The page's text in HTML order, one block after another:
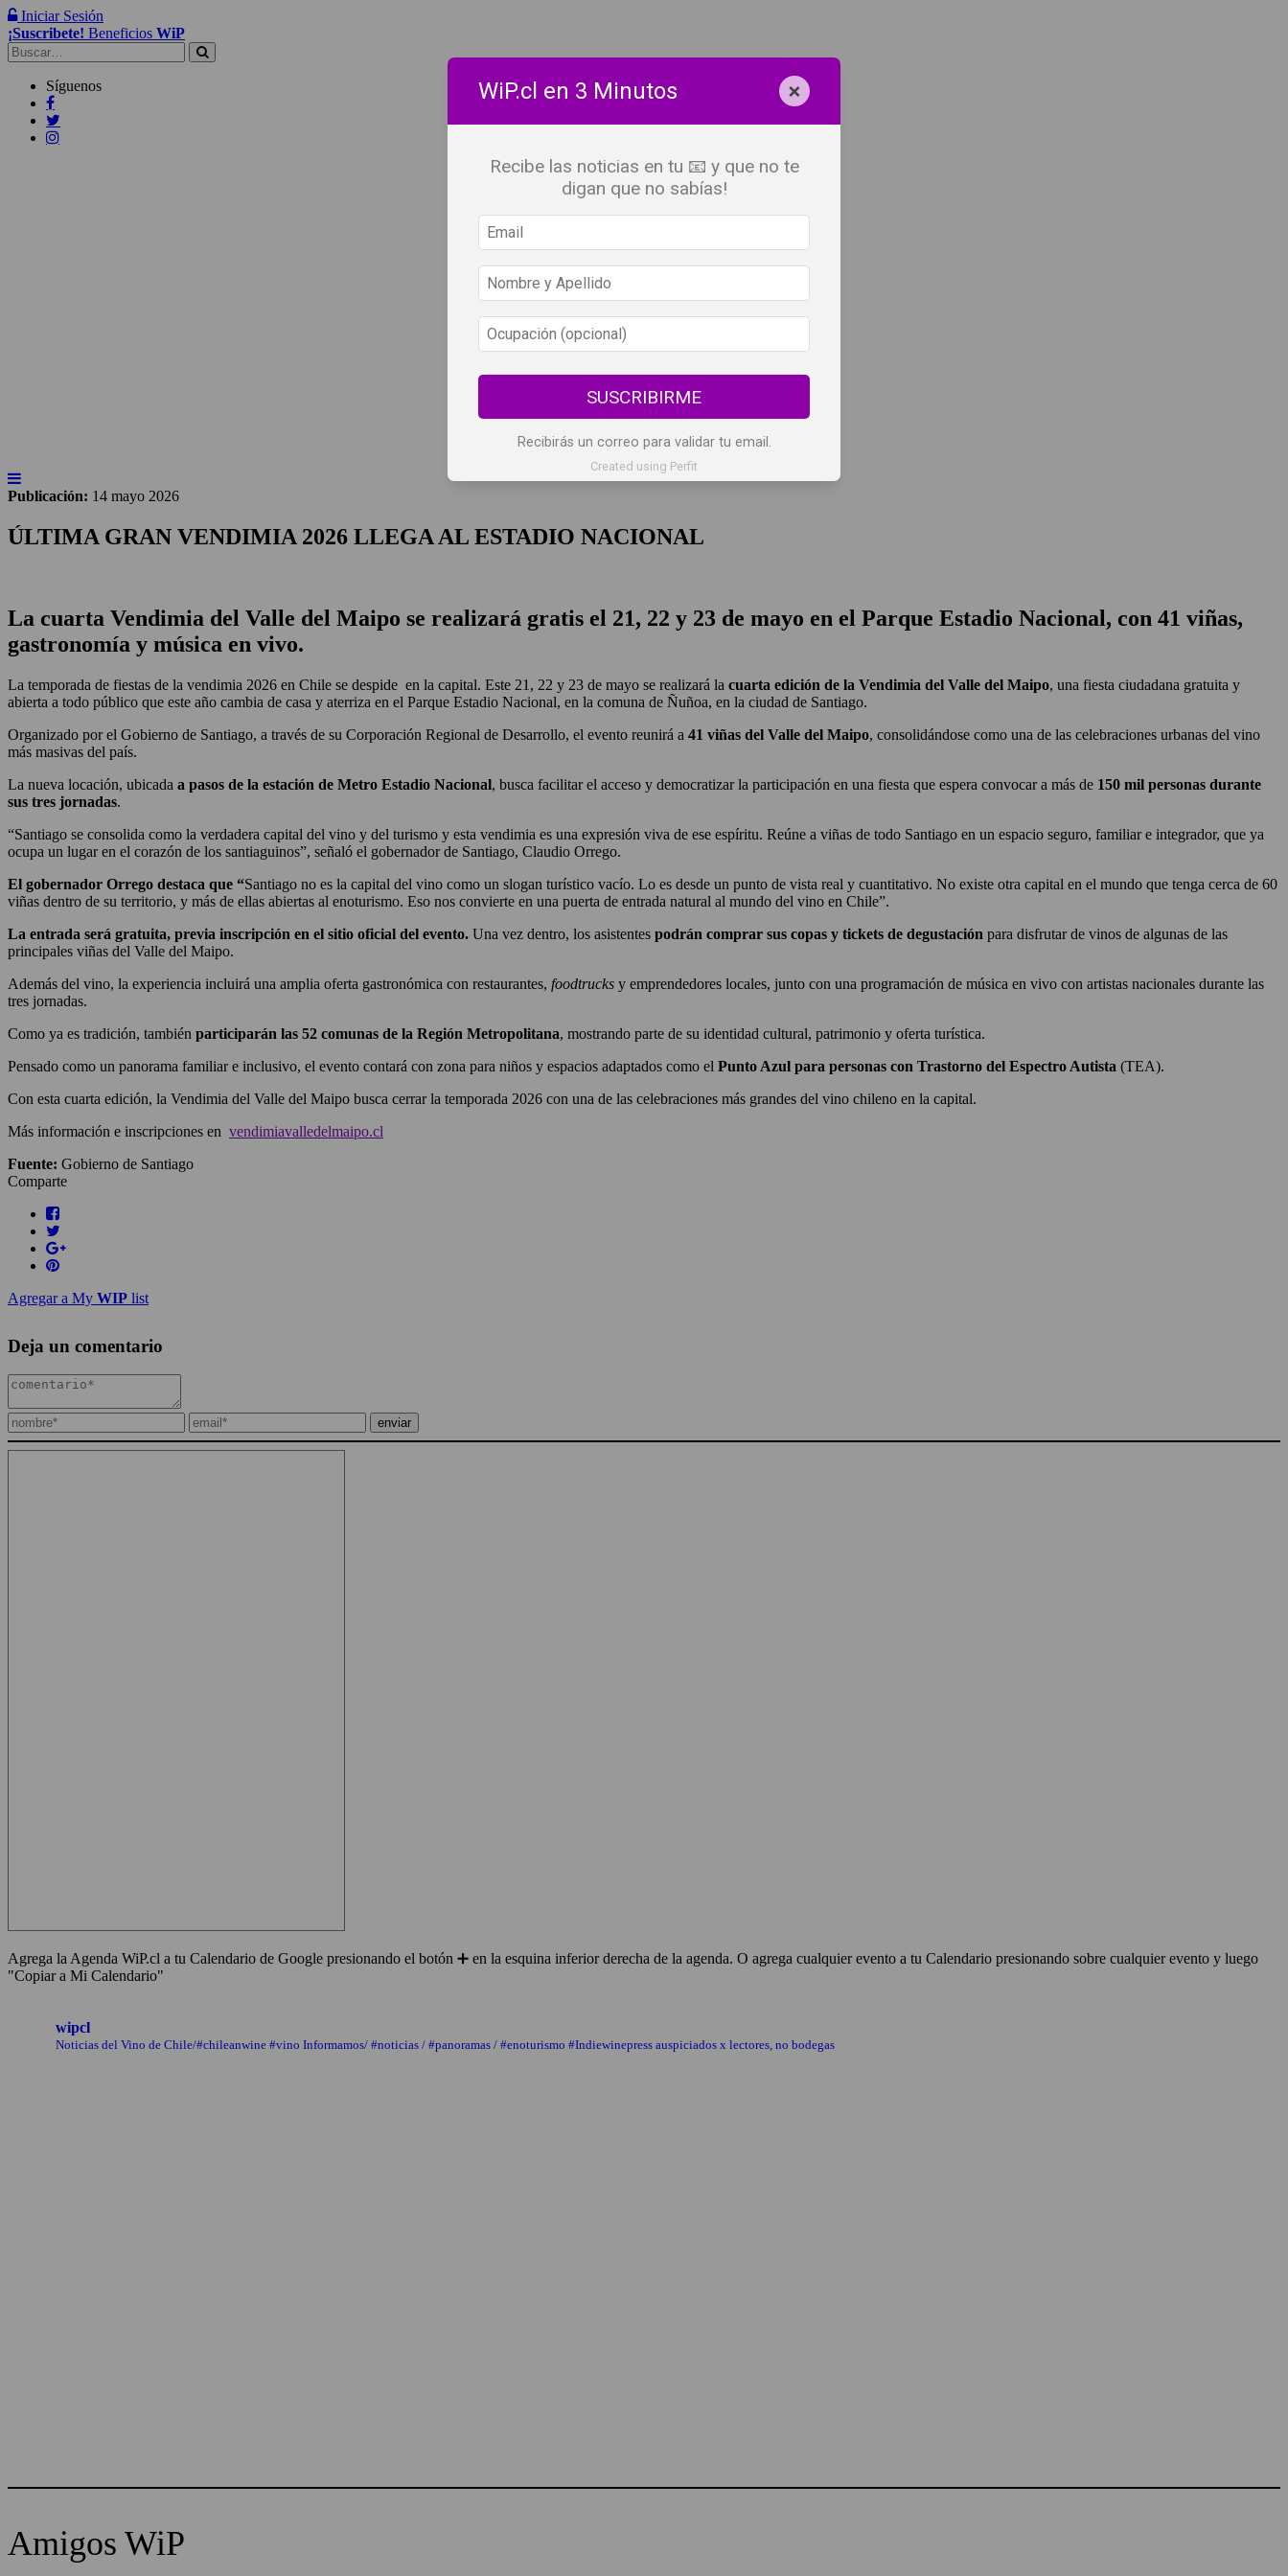
Iniciar Sesión
¡Suscribete! Beneficios WiP
Buscar:
Síguenos
GLOSARIO DEL VINO PANORAMAS
Publicación: 14 mayo 2026
ÚLTIMA GRAN VENDIMIA 2026 LLEGA AL ESTADIO NACIONAL
La cuarta Vendimia del Valle del Maipo se realizará gratis el 21, 22 y 23 de mayo en el Parque Estadio Nacional, con 41 viñas,
gastronomía y música en vivo.
La temporada de fiestas de la vendimia 2026 en Chile se despide en la capital. Este 21, 22 y 23 de mayo se realizará la cuarta edición de la Vendimia del Valle del Maipo, una fiesta ciudadana gratuita y
abierta a todo público que este año cambia de casa y aterriza en el Parque Estadio Nacional, en la comuna de Ñuñoa, en la ciudad de Santiago.
Organizado por el Gobierno de Santiago, a través de su Corporación Regional de Desarrollo, el evento reunirá a 41 viñas del Valle del Maipo, consolidándose como una de las celebraciones urbanas del vino
más masivas del país.
La nueva locación, ubicada a pasos de la estación de Metro Estadio Nacional, busca facilitar el acceso y democratizar la participación en una fiesta que espera convocar a más de 150 mil personas durante
sus tres jornadas.
“Santiago se consolida como la verdadera capital del vino y del turismo y esta vendimia es una expresión viva de ese espíritu. Reúne a viñas de todo Santiago en un espacio seguro, familiar e integrador, que ya
ocupa un lugar en el corazón de los santiaguinos”, señaló el gobernador de Santiago, Claudio Orrego.
El gobernador Orrego destaca que “Santiago no es la capital del vino como un slogan turístico vacío. Lo es desde un punto de vista real y cuantitativo. No existe otra capital en el mundo que tenga cerca de 60
viñas dentro de su territorio, y más de ellas abiertas al enoturismo. Eso nos convierte en una puerta de entrada natural al mundo del vino en Chile”.
La entrada será gratuita, previa inscripción en el sitio oficial del evento. Una vez dentro, los asistentes podrán comprar sus copas y tickets de degustación para disfrutar de vinos de algunas de las
principales viñas del Valle del Maipo.
Además del vino, la experiencia incluirá una amplia oferta gastronómica con restaurantes, foodtrucks y emprendedores locales, junto con una programación de música en vivo con artistas nacionales durante las
tres jornadas.
Como ya es tradición, también participarán las 52 comunas de la Región Metropolitana, mostrando parte de su identidad cultural, patrimonio y oferta turística.
Pensado como un panorama familiar e inclusivo, el evento contará con zona para niños y espacios adaptados como el Punto Azul para personas con Trastorno del Espectro Autista (TEA).
Con esta cuarta edición, la Vendimia del Valle del Maipo busca cerrar la temporada 2026 con una de las celebraciones más grandes del vino chileno en la capital.
Más información e inscripciones en vendimiavalledelmaipo.cl
Fuente: Gobierno de Santiago
Comparte
Agregar a My WIP list
Deja un comentario
Agrega la Agenda WiP.cl a tu Calendario de Google presionando el botón ➕ en la esquina inferior derecha de la agenda. O agrega cualquier evento a tu Calendario presionando sobre cualquier evento y luego
"Copiar a Mi Calendario"
wipcl
Noticias del Vino de Chile/#chileanwine #vino Informamos/ #noticias / #panoramas / #enoturismo #Indiewinepress auspiciados x lectores, no bodegas
Amigos WiP
WiP.cl en 3 Minutos ×
Recibe las noticias en tu 📧 y que no te
digan que no sabías!
SUSCRIBIRME
Recibirás un correo para validar tu email.
Created using Perfit